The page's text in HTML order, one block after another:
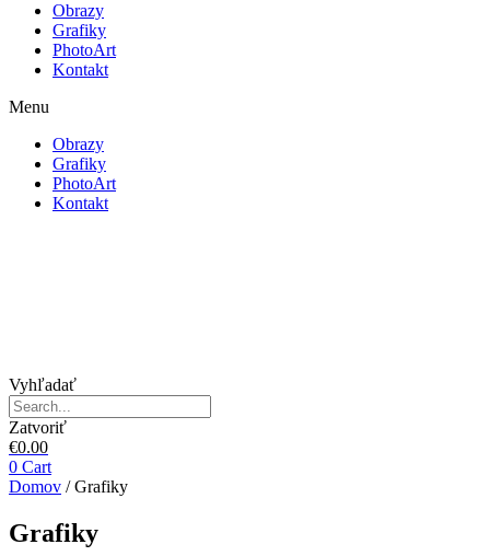
Obrazy
Grafiky
PhotoArt
Kontakt
Menu
Obrazy
Grafiky
PhotoArt
Kontakt
Vyhľadať
Zatvoriť
€0.00
0 Cart
Domov / Grafiky
Grafiky